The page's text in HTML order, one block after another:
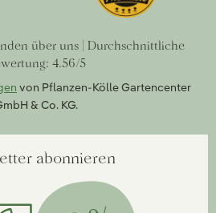
über uns | Durchschnittliche
4.56/5
von Pflanzen-Kölle Gartencenter
& Co. KG.
abonnieren